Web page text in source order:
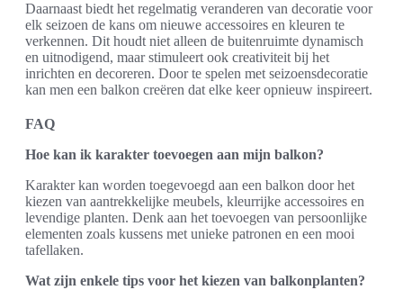
Daarnaast biedt het regelmatig veranderen van decoratie voor
elk seizoen de kans om nieuwe accessoires en kleuren te
verkennen. Dit houdt niet alleen de buitenruimte dynamisch
en uitnodigend, maar stimuleert ook creativiteit bij het
inrichten en decoreren. Door te spelen met seizoensdecoratie
kan men een balkon creëren dat elke keer opnieuw inspireert.
FAQ
Hoe kan ik karakter toevoegen aan mijn balkon?
Karakter kan worden toegevoegd aan een balkon door het
kiezen van aantrekkelijke meubels, kleurrijke accessoires en
levendige planten. Denk aan het toevoegen van persoonlijke
elementen zoals kussens met unieke patronen en een mooi
tafellaken.
Wat zijn enkele tips voor het kiezen van balkonplanten?